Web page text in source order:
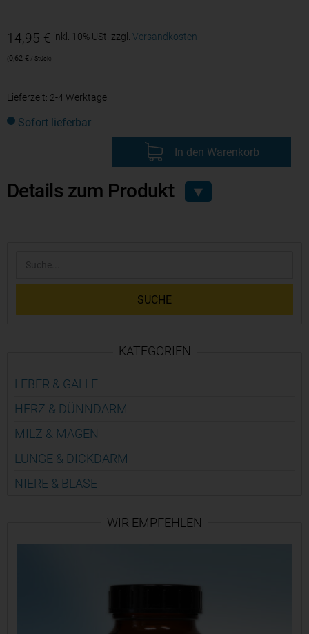
14,95 € inkl. 10% USt. zzgl. Versandkosten
0,62 € / Stück
Lieferzeit: 2-4 Werktage
Sofort lieferbar
In den Warenkorb
Details zum Produkt ▼
SUCHE
KATEGORIEN
LEBER & GALLE
HERZ & DÜNN­DARM
MILZ & MAGEN
LUNGE & DICK­DARM
NIERE & BLASE
WIR EMPFEHLEN